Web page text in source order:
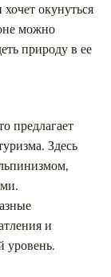
окунуться
можно
природу в ее
предлагает
Здесь
и
уровень.